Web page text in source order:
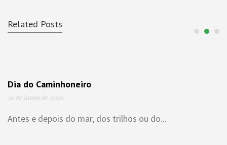
Related Posts
Dia do Caminhoneiro
30 de junho de 2026
Antes e depois do mar, dos trilhos ou do...